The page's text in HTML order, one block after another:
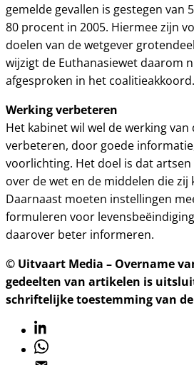
gemelde gevallen is gestegen van
80 procent in 2005. Hiermee zijn
doelen van de wetgever
wijzigt de Euthanasiewet daarom
afgesproken in het coalitieakkoord.
Werking verbeteren
Het kabinet wil wel de werking
verbeteren, door goede
voorlichting. Het doel is dat
over de wet en de middelen die zij
Daarnaast moeten instellingen
formuleren voor
daarover beter informeren.
© Uitvaart Media – Overname
gedeelten van artikelen is
schriftelijke toestemming van
Linkedin
Whatsapp